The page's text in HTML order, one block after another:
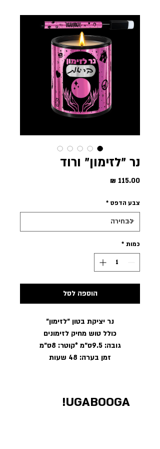
נר ״לזימון״ ורוד
צבע הדפס *
כמות *
הוספה לסל
נר יציקת בטון ״לזימון״
כולל טוש מחיק לזימונים
גובה: 9.5ס״מ *קוטר: 8ס״מ
זמן בערה: 48 שעות
UGABOOGA!